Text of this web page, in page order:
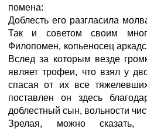
помена:
Доблесть его разгласила
Так и советом своим
Филопомен, копьеносец
Вслед за которым везде
являет трофеи, что взял у
спасая от их все
поставлен он здесь
доблестный сын, вольности
Зрелая, можно сказать,